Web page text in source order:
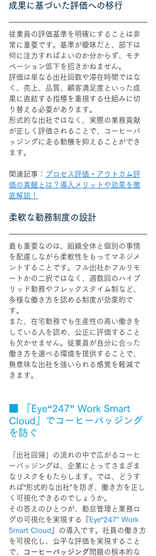
成果に基づいた評価への移行
従業員の評価基準を明確にすることは非
常に重要です。基準が曖昧だと、部下は
何に注力すればよいのか分からず、モチ
ベーション低下を招きかねません。
評価は単なる出社回数や滞在時間ではな
く、売上、品質、顧客満足度といった成
果に直結する指標を重視する仕組みに切
り替える必要があります。
形式的な出社ではなく、実際の業務貢献
が正しく評価されることで、コーヒーバ
ッジングに走る動機を抑えることができ
ます。
関連記事： プロセス評価・アウトカム評
価の真髄とは？導入メリットや効果を徹
底解説！
柔軟な勤務制度の設計
最も重要なのは、組織全体と個別の事情
を配慮しながら柔軟性をもってマネジメ
ントすることです。
フル出社かフルリモ
ートかの二択ではなく、週数回のハイブ
リッド勤務やフレックスタイム制など、
多様な働き方を認める制度が効果的で
す。
また、在宅勤務でも生産性の高い働きを
している人を認め、公正に評価すること
も欠かせません。 従業員が自分に合った
働き方を選べる環境を提供することで、
無意味な出社を強いられる感覚を軽減で
きます。
■ 『Eye“247” Work Smart
Cloud』でコーヒーバッジング
を防ぐ
「出社回帰」の流れの中で広がるコーヒ
ーバッジングは、企業にとってさまざま
なリスクをもたらします。では、どうす
れば“形式的な出社”を防ぎ、働き方を正し
く可視化できるのでしょうか。
その答えのひとつが、勤怠管理と業務ロ
グの可視化を実現する『Eye“247” Work
Smart Cloud 』の導入です。 社員の働き方
を可視化し、公平な評価を実現すること
で、
コーヒーバッジング問題の根本的な